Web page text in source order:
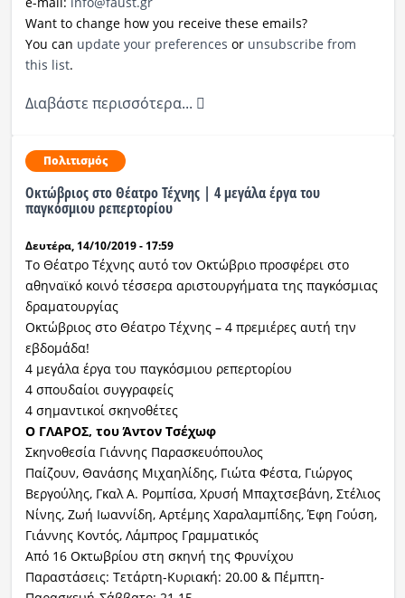
Want to change how you receive these emails?
You can update your preferences or unsubscribe from
this list.
Διαβάστε περισσότερα...
Πολιτισμός
Οκτώβριος στο Θέατρο Τέχνης | 4 μεγάλα έργα του
παγκόσμιου ρεπερτορίου
Δευτέρα, 14/10/2019 - 17:59
Το Θέατρο Τέχνης αυτό τον Οκτώβριο προσφέρει στο
αθηναϊκό κοινό τέσσερα αριστουργήματα της παγκόσμιας
δραματουργίας
Οκτώβριος στο Θέατρο Τέχνης – 4 πρεμιέρες αυτή την
εβδομάδα!
4 μεγάλα έργα του παγκόσμιου ρεπερτορίου
4 σπουδαίοι συγγραφείς
4 σημαντικοί σκηνοθέτες
Ο ΓΛΑΡΟΣ, του Άντον Τσέχωφ
Σκηνοθεσία Γιάννης Παρασκευόπουλος
Παίζουν, Θανάσης Μιχαηλίδης, Γιώτα Φέστα, Γιώργος
Βεργούλης, Γκαλ Α. Ρομπίσα, Χρυσή Μπαχτσεβάνη, Στέλιος
Νίνης, Ζωή Ιωαννίδη, Αρτέμης Χαραλαμπίδης, Έφη Γούση,
Γιάννης Κοντός, Λάμπρος Γραμματικός
Από 16 Οκτωβρίου στη σκηνή της Φρυνίχου
Παραστάσεις: Τετάρτη-Κυριακή: 20.00 & Πέμπτη-